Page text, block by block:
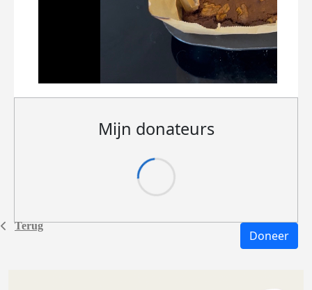
Terug
Mijn donateurs
Doneer